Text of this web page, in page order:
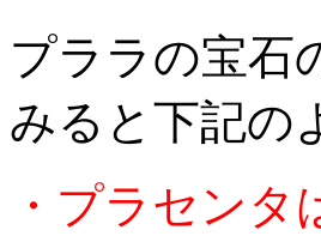
プララの宝石
みると下記の
・プラセン